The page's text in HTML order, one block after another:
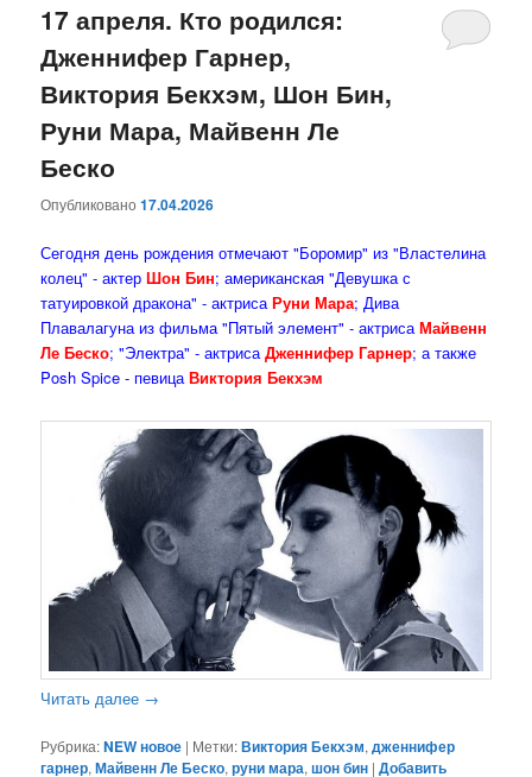
17 апреля. Кто родился:
Дженнифер Гарнер,
Виктория Бекхэм, Шон Бин,
Руни Мара, Майвенн Ле
Беско
Опубликовано17.04.2026
Сегодня день рождения отмечают "Боромир" из "Властелина
колец" - актер Шон Бин; американская "Девушка с
татуировкой дракона" - актрисаРуни Мара; Дива
Плавалагуна из фильма "Пятый элемент" - актрисаМайвенн
Ле Беско; "Электра" - актрисаДженнифер Гарнер; а также
Posh Spice - певицаВиктория Бекхэм
Читать далее →
Рубрика:NEW новое | Метки:Виктория Бекхэм,дженнифер
гарнер,Майвенн Ле Беско,руни мара,шон бин |Добавить